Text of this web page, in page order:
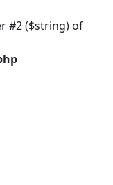
#2 ($string) of